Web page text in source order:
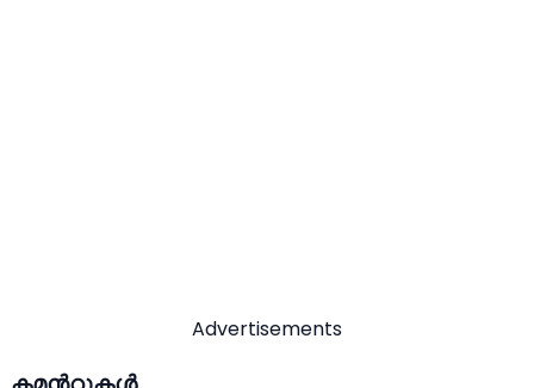
Advertisements